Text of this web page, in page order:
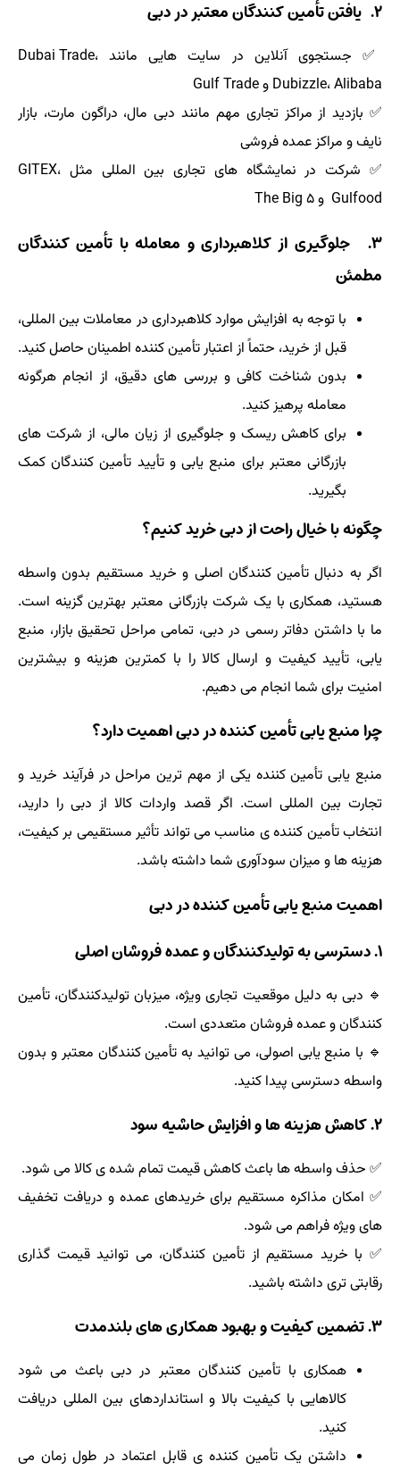
۲. یافتن تأمین کنندگان معتبر در دبی
✅ جستجوی آنلاین در سایت هایی مانند Dubai Trade،
Dubizzle، Alibaba و Gulf Trade
✅ بازدید از مراکز تجاری مهم مانند دبی مال، دراگون مارت، بازار
نایف و مراکز عمده فروشی
✅ شرکت در نمایشگاه های تجاری بین المللی مثل GITEX،
Gulfood و The Big 5
۳. جلوگیری از کلاهبرداری و معامله با تأمین کنندگان
مطمئن
با توجه به افزایش موارد کلاهبرداری در معاملات بین المللی،
قبل از خرید، حتماً از اعتبار تأمین کننده اطمینان حاصل کنید.
بدون شناخت کافی و بررسی های دقیق، از انجام هرگونه
معامله پرهیز کنید.
برای کاهش ریسک و جلوگیری از زیان مالی، از شرکت های
بازرگانی معتبر برای منبع یابی و تأیید تأمین کنندگان کمک
بگیرید.
چگونه با خیال راحت از دبی خرید کنیم؟
اگر به دنبال تأمین کنندگان اصلی و خرید مستقیم بدون واسطه
هستید، همکاری با یک شرکت بازرگانی معتبر بهترین گزینه است.
ما با داشتن دفاتر رسمی در دبی، تمامی مراحل تحقیق بازار، منبع
یابی، تأیید کیفیت و ارسال کالا را با کمترین هزینه و بیشترین
امنیت برای شما انجام می دهیم.
چرا منبع یابی تأمین کننده در دبی اهمیت دارد؟
منبع یابی تأمین کننده یکی از مهم ترین مراحل در فرآیند خرید و
تجارت بین المللی است. اگر قصد واردات کالا از دبی را دارید،
انتخاب تأمین کننده ی مناسب می تواند تأثیر مستقیمی بر کیفیت،
هزینه ها و میزان سودآوری شما داشته باشد.
اهمیت منبع یابی تأمین کننده در دبی
۱. دسترسی به تولیدکنندگان و عمده فروشان اصلی
🔹 دبی به دلیل موقعیت تجاری ویژه، میزبان تولیدکنندگان، تأمین
کنندگان و عمده فروشان متعددی است.
🔹 با منبع یابی اصولی، می توانید به تأمین کنندگان معتبر و بدون
واسطه دسترسی پیدا کنید.
۲. کاهش هزینه ها و افزایش حاشیه سود
✅ حذف واسطه ها باعث کاهش قیمت تمام شده ی کالا می شود.
✅ امکان مذاکره مستقیم برای خریدهای عمده و دریافت تخفیف
های ویژه فراهم می شود.
✅ با خرید مستقیم از تأمین کنندگان، می توانید قیمت گذاری
رقابتی تری داشته باشید.
۳. تضمین کیفیت و بهبود همکاری های بلندمدت
همکاری با تأمین کنندگان معتبر در دبی باعث می شود
کالاهایی با کیفیت بالا و استانداردهای بین المللی دریافت
کنید.
داشتن یک تأمین کننده ی قابل اعتماد در طول زمان می